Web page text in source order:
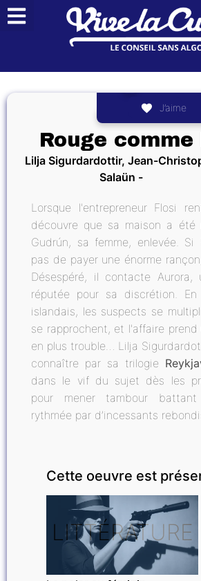
J’aime
Rouge
Lilja Sigurdardottir, Jean-
Salaün
Lorsque l'entrepreneur Flosi
découvre que sa maison a
Gudrún, sa femme, enlevée. Si
pas de payer une énorme
Désespéré, il contacte Aurora,
réputée pour sa discrétion. En
islandais, les suspects se
se rapprochent, et l'affaire
en plus trouble… Lilja
connaître par sa trilogie
dans le vif du sujet dès les
pour mener tambour
rythmée par d’incessants
Cette oeuvre est
LITTÉRATURE